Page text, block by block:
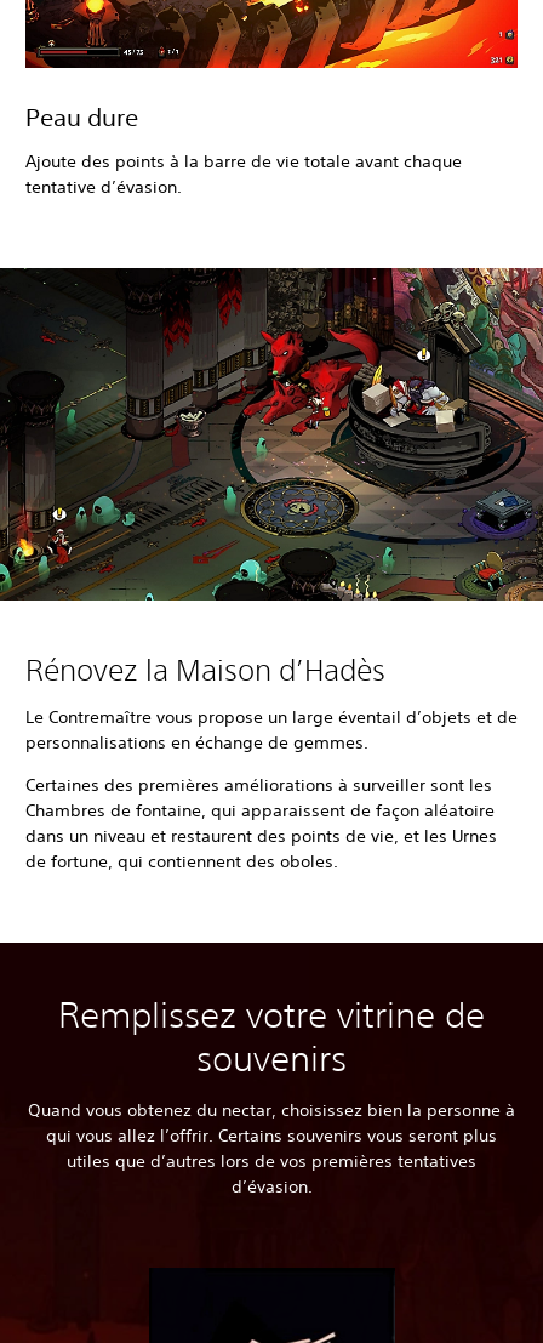
Peau dure
Ajoute des points à la barre de vie totale avant chaque
tentative d’évasion.
Rénovez la Maison d’Hadès
Le Contremaître vous propose un large éventail d’objets et de
personnalisations en échange de gemmes.
Certaines des premières améliorations à surveiller sont les
Chambres de fontaine, qui apparaissent de façon aléatoire
dans un niveau et restaurent des points de vie, et les Urnes
de fortune, qui contiennent des oboles.
Remplissez votre vitrine de
souvenirs
Quand vous obtenez du nectar, choisissez bien la personne à
qui vous allez l’offrir. Certains souvenirs vous seront plus
utiles que d’autres lors de vos premières tentatives
d’évasion.